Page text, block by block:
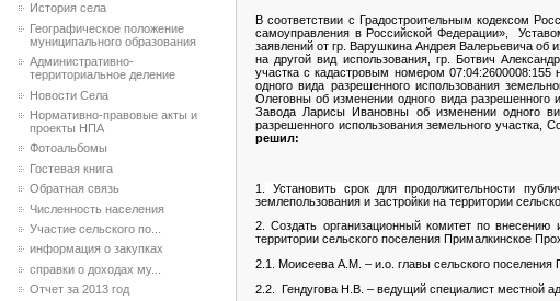
История села
Географическое положение
муниципального образования
Административно-
территориальное деление
Новости Села
Нормативно-правовые акты и
проекты НПА
Фотоальбомы
Гостевая книга
Обратная связь
Численность населения
Участие сельского по...
информация о закупках
справки о доходах му...
Отчет за 2013 год
В соответствии с Градостроительным кодексом
самоуправления в Российской Федерации»,
заявлений от гр. Варушкина Андрея Валерьевича об
на другой вид использования, гр. Ботвич
участка с кадастровым номером 07:04:2600008:155
одного вида разрешенного использования
Олеговны об изменении одного вида разрешенного
Завода Ларисы Ивановны об изменении одного
разрешенного использования земельного участка,
решил:
1. Установить срок для продолжительности
землепользования и застройки на территории
2 . Создать организационный комитет повнесению
территории сельского поселения Прималкинское
2.1. Моисеева А.М. – и.о. главы сельского поселения
2.2. Гендугова Н.В. – ведущий специалист местной